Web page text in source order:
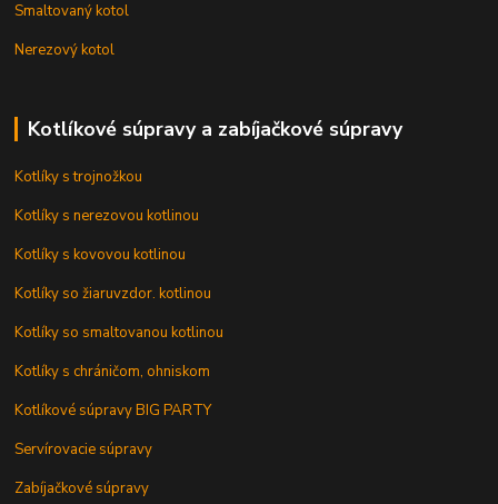
Smaltovaný kotol
Nerezový kotol
Kotlíkové súpravy a zabíjačkové súpravy
Kotlíky s trojnožkou
Kotlíky s nerezovou kotlinou
Kotlíky s kovovou kotlinou
Kotlíky so žiaruvzdor. kotlinou
Kotlíky so smaltovanou kotlinou
Kotlíky s chráničom, ohniskom
Kotlíkové súpravy BIG PARTY
Servírovacie súpravy
Zabíjačkové súpravy